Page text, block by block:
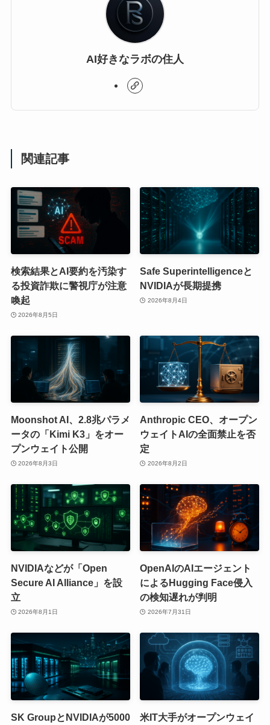
AI好きなラボの住人
関連記事
検索結果とAI要約を汚染す
る投資詐欺に警視庁が注意
喚起
2026年8月5日
Safe Superintelligenceと
NVIDIAが長期提携
2026年8月4日
Moonshot AI、2.8兆パラメ
ータの「Kimi K3」をオー
プンウェイト公開
2026年8月3日
Anthropic CEO、オープン
ウェイトAIの全面禁止を否
定
2026年8月2日
NVIDIAなどが「Open
Secure AI Alliance」を設
立
2026年8月1日
OpenAIのAIエージェント
によるHugging Face侵入
の検知遅れが判明
2026年7月31日
SK GroupとNVIDIAが5000
米IT大手がオープンウェイ